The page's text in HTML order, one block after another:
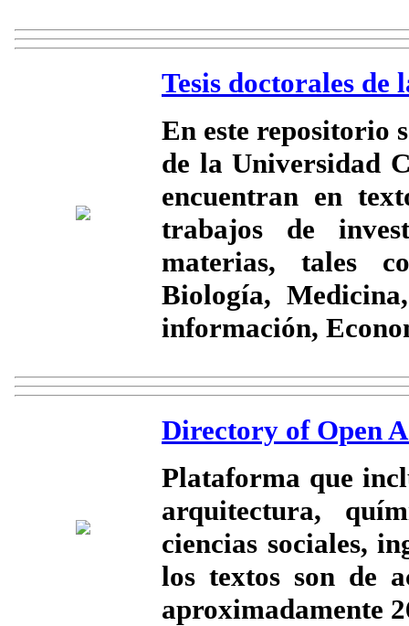
Tesis doctorales
En este repositorio
de la Universidad
encuentran en
trabajos de
materias, tales
Biología,
información,
Directory of Open
Plataforma que
arquitectura,
ciencias sociales,
los textos son de
aproximadamente